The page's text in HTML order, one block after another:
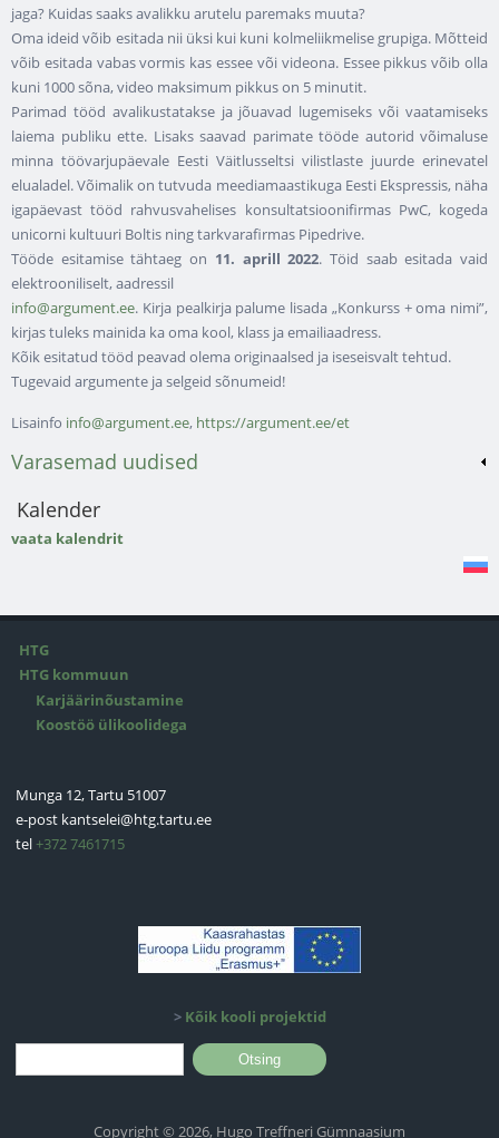
jaga? Kuidas saaks avalikku arutelu paremaks muuta?
Oma ideid võib esitada nii üksi kui kuni kolmeliikmelise grupiga. Mõtteid
võib esitada vabas vormis kas essee või videona. Essee pikkus võib olla
kuni 1000 sõna, video maksimum pikkus on 5 minutit.
Parimad tööd avalikustatakse ja jõuavad lugemiseks või vaatamiseks
laiema publiku ette. Lisaks saavad parimate tööde autorid võimaluse
minna töövarjupäevale Eesti Väitlusseltsi vilistlaste juurde erinevatel
elualadel. Võimalik on tutvuda meediamaastikuga Eesti Ekspressis, näha
igapäevast tööd rahvusvahelises konsultatsioonifirmas PwC, kogeda
unicorni kultuuri Boltis ning tarkvarafirmas Pipedrive.
Tööde esitamise tähtaeg on 11. aprill 2022. Töid saab esitada vaid
elektrooniliselt, aadressil
info@argument.ee. Kirja pealkirja palume lisada „Konkurss + oma nimi”,
kirjas tuleks mainida ka oma kool, klass ja emailiaadress.
Kõik esitatud tööd peavad olema originaalsed ja iseseisvalt tehtud.
Tugevaid argumente ja selgeid sõnumeid!
Lisainfo info@argument.ee, https://argument.ee/et
Varasemad uudised
Kalender
vaata kalendrit
HTG
HTG kommuun
Karjäärinõustamine
Koostöö ülikoolidega
Munga 12, Tartu 51007
e-post kantselei@htg.tartu.ee
tel+372 7461715
> Kõik kooli projektid
Otsinguvorm
Otsing
Copyright © 2026, Hugo Treffneri Gümnaasium